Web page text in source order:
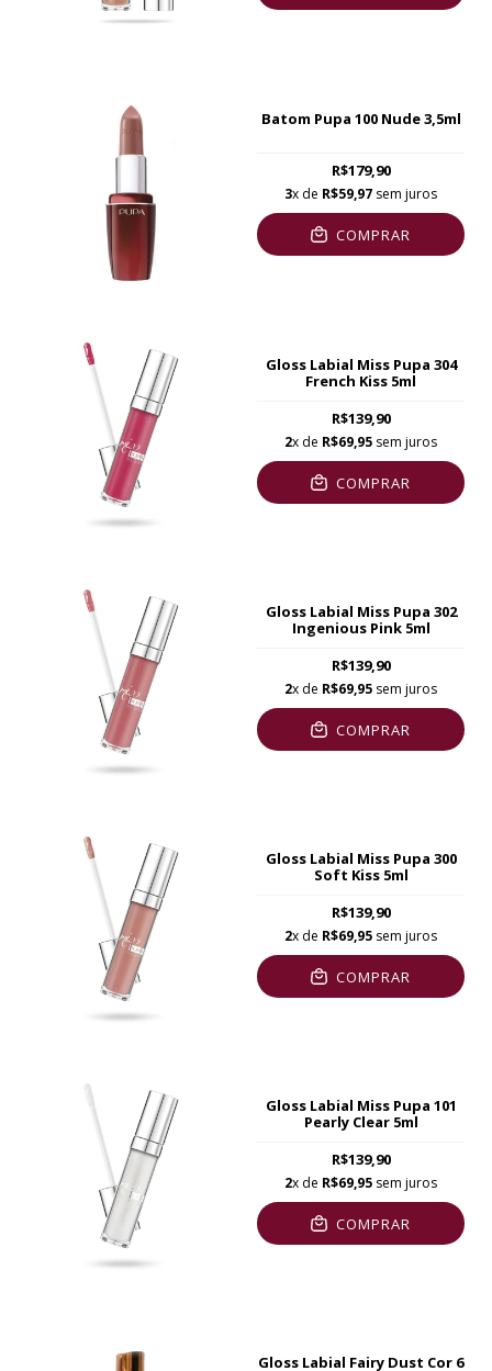
Batom Pupa 100 Nude 3,5ml
R$179,90
3x de R$59,97 sem juros
COMPRAR
Gloss Labial Miss Pupa 304
French Kiss 5ml
R$139,90
2x de R$69,95 sem juros
COMPRAR
Gloss Labial Miss Pupa 302
Ingenious Pink 5ml
R$139,90
2x de R$69,95 sem juros
COMPRAR
Gloss Labial Miss Pupa 300
Soft Kiss 5ml
R$139,90
2x de R$69,95 sem juros
COMPRAR
Gloss Labial Miss Pupa 101
Pearly Clear 5ml
R$139,90
2x de R$69,95 sem juros
COMPRAR
Gloss Labial Fairy Dust Cor 6